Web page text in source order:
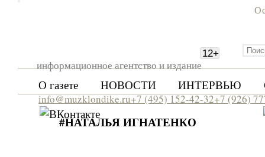
информационное агентство и издание
12+
О газете НОВОСТИ ИНТЕРВЬЮ
info@muzklondike.ru+7 (495) 152-42-32+7 (926)
#НАТАЛЬЯ ИГНАТЕНКО